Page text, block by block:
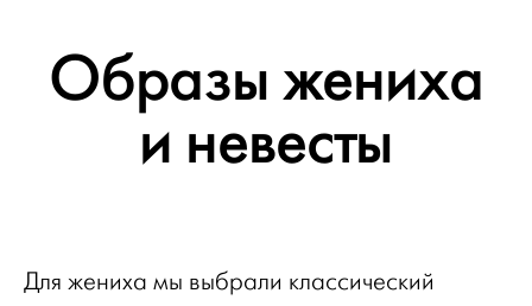
Образы жениха
и невесты
Для жениха мы выбрали классический